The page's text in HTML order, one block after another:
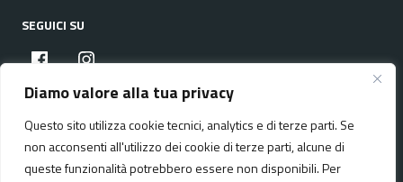
Diamo valore alla tua privacy
Questo sito utilizza cookie tecnici, analytics e di terze parti. Se
non acconsenti all'utilizzo dei cookie di terze parti, alcune di
queste funzionalità potrebbero essere non disponibili. Per
SEGUICI SU
facebookinstagram
Media policy Mappa del sito